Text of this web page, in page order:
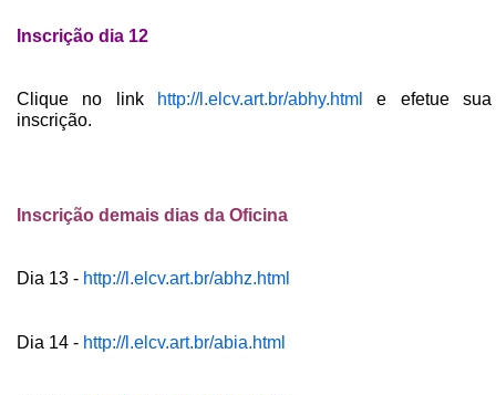
Inscrição dia 12
Clique no link http://l.elcv.art.br/abhy.html
e efetue sua
inscrição.
Inscrição demais dias da Oficina
Dia 13 - http://l.elcv.art.br/abhz.html
Dia 14 - http://l.elcv.art.br/abia.html